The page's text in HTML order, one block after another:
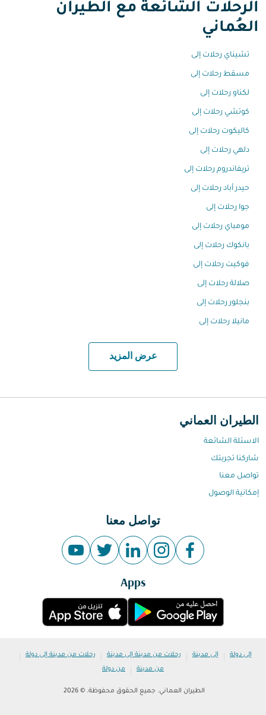
الرحلات الشائعة مع الطيران
العُماني
تشيناي رحلات إلى
مسقط رحلات إلى
لكناو رحلات إلى
كوتشي رحلات إلى
كاليكوت رحلات إلى
دلهي رحلات إلى
تريفاندروم رحلات إلى
حيدر أباد رحلات إلى
جوا رحلات إلى
مومباي رحلات إلى
بانكوك رحلات إلى
فوكيت رحلات إلى
صلالة رحلات إلى
بنجلور رحلات إلى
مانيلا رحلات إلى
عرض المزيد
الطيران العماني
الاسئلة الشائعة
شاركنا تجربتك
تواصل معنا
إمكانية الوصول
تواصل معنا
Apps
إلى دولة | إلى مدينة | رحلات من مدينة إلى مدينة | رحلات من مدينة إلى دولة |
من مدينة | من دولة
الطيران العماني. جميع الحقوق محفوظة. © 2026